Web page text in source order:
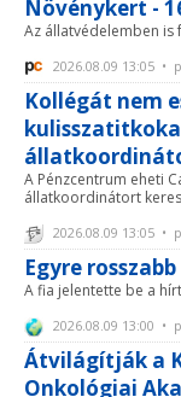
Növénykert -
Az állatvédelemben is
2026.08.09 13:05
Kollégát nem
A Pénzcentrum eheti
állatkoordinátort
2026.08.09 13:05 •
Egyre
A fia jelentette be a
2026.08.09 13:00 •
Átvilágítják a
Onkológiai